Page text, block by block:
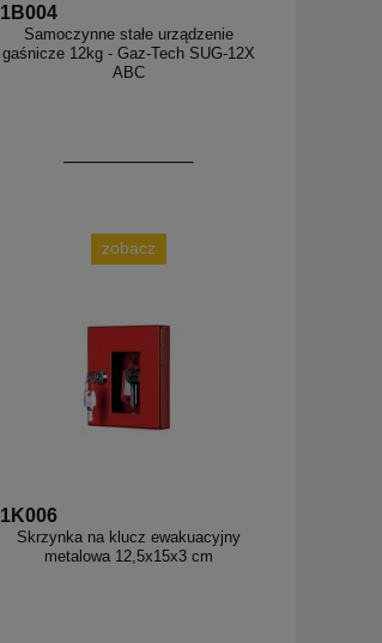
1B004
Samoczynne stałe urządzenie
gaśnicze 12kg - Gaz-Tech SUG-12X
ABC
zobacz
1K006
Skrzynka na klucz ewakuacyjny
metalowa 12,5x15x3 cm